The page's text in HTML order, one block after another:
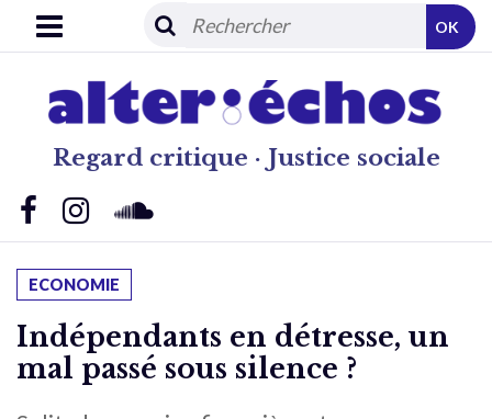
Regard critique · Justice sociale
OK
ECONOMIE
Indépendants en détresse, un
mal passé sous silence ?